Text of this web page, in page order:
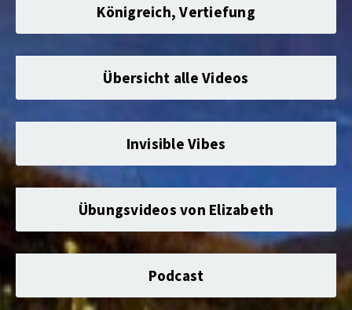
Königreich, Vertiefung
Übersicht alle Videos
Invisible Vibes
Übungsvideos von Elizabeth
Podcast